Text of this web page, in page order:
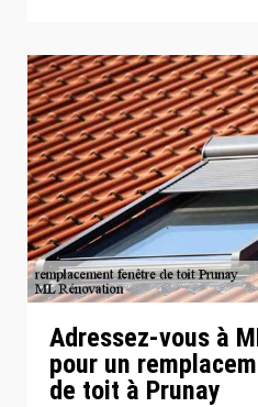
Adressez-vous à
pour un
de toit à Prunay